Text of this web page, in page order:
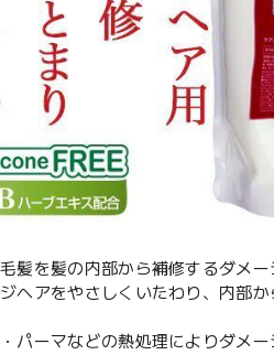
髪を髪の内部から補修するダメー
ヘアをやさしくいたわり、内部か
パーマなどの熱処理によりダメ